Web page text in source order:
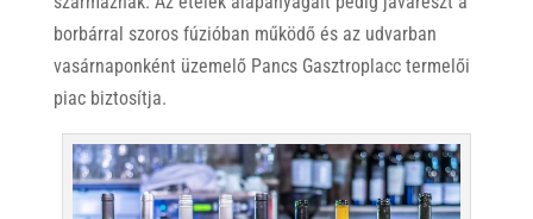
borbárral szoros fúzióban működő és az udvarban
vasárnaponként üzemelő Pancs Gasztroplacc termelői
piac biztosítja.